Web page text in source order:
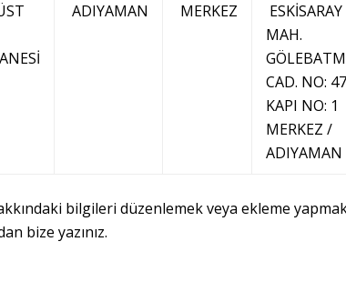
ADIYAMAN MERKEZ
ESKİSARAY
MAH.
CAD. NO:
KAPI NO: 1
MERKEZ /
ADIYAMAN
bilgileri düzenlemek veya ekleme
bize yazınız.